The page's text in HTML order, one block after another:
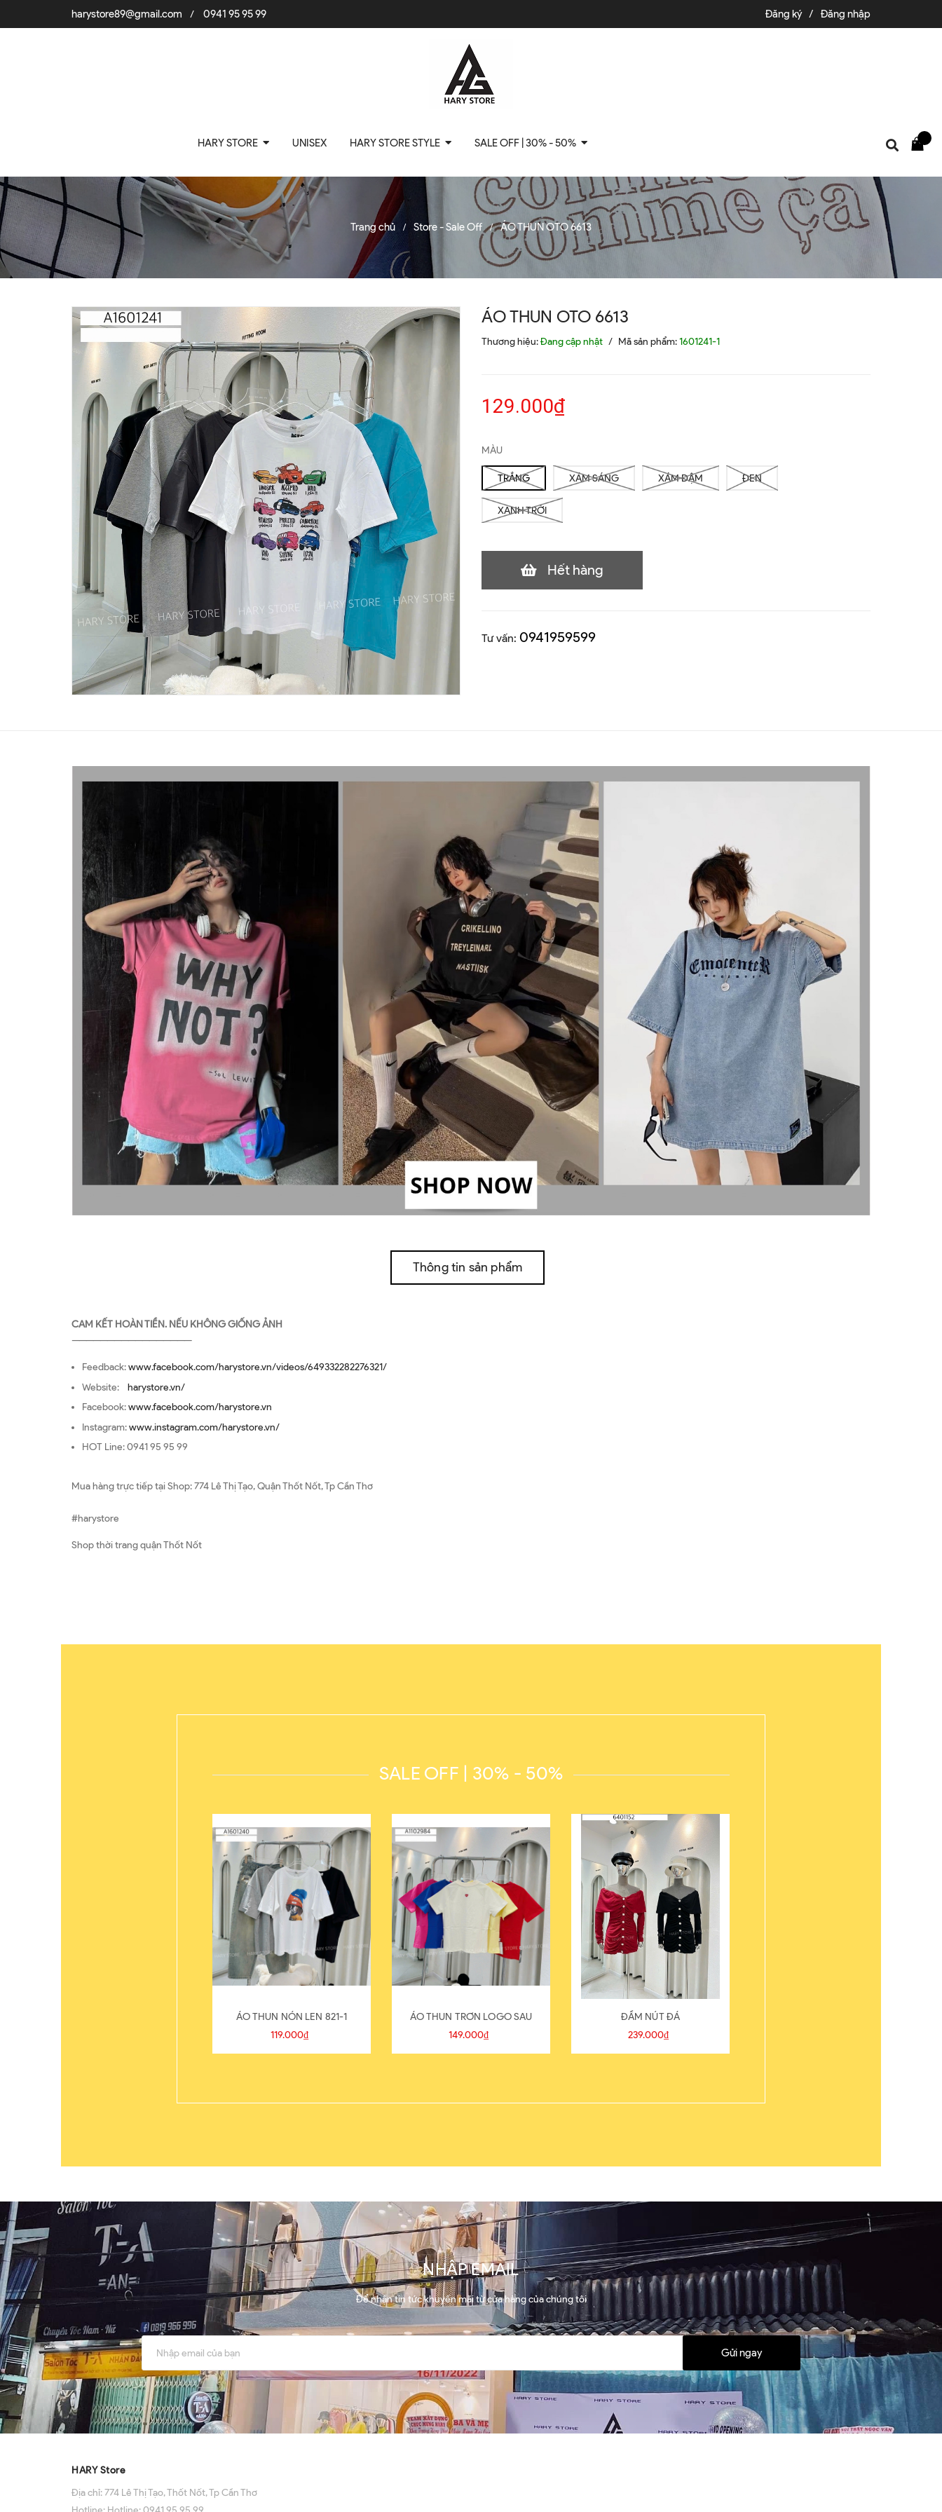
harystore89@gmail.com / 0941 95 95 99 Đăng ký / Đăng nhập
HARY STORE UNISEX HARY STORE STYLE SALE OFF | 30% - 50%
Trang chủ / Store - Sale Off / ÁO THUN OTO 6613
ÁO THUN OTO 6613
Thương hiệu:Đang cập nhật / Mã sản phẩm:1601241-1
129.000₫
MÀU
TRẮNG XÁM SÁNG XÁM ĐẬM ĐEN
XANH TRỜI
Hết hàng
Tư vấn: 0941959599
Thông tin sản phẩm
CAM KẾT HOÀN TIỀN. NẾU KHÔNG GIỐNG ẢNH
—————————————————
Feedback:www.facebook.com/harystore.vn/videos/649332282276321/
Website: harystore.vn/
Facebook:www.facebook.com/harystore.vn
Instagram:www.instagram.com/harystore.vn/
HOT Line: 0941 95 95 99
Mua hàng trực tiếp tại Shop: 774 Lê Thị Tạo, Quận Thốt Nốt, Tp Cần Thơ
#harystore
Shop thời trang quận Thốt Nốt
SALE OFF | 30% - 50%
ÁO THUN NÓN LEN 821-1
119.000₫
ÁO THUN TRƠN LOGO SAU
149.000₫
ĐẦM NÚT ĐÁ
239.000₫
NHẬP EMAIL
Để nhận tin tức khuyến mãi từ cửa hàng của chúng tôi
Gửi ngay
HARY Store
Địa chỉ:774 Lê Thị Tạo, Thốt Nốt, Tp Cần Thơ